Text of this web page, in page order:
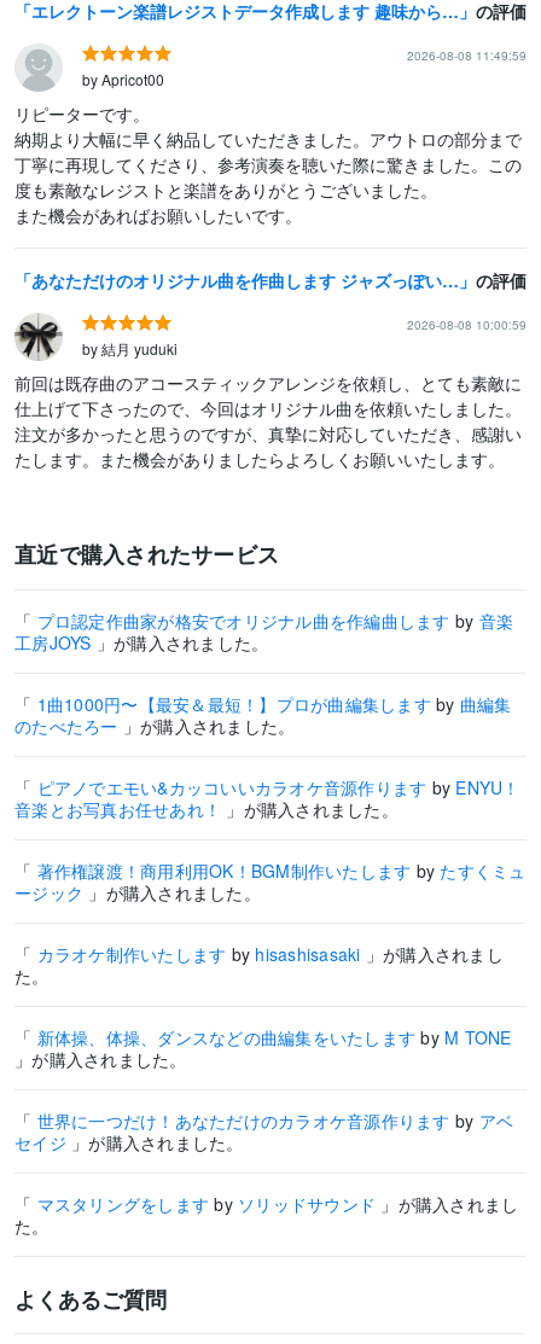
エレクトーン楽譜レジストデータ作成します 趣味からコンクール用まで幅広く対応！ の評価
2026-08-08 11:49:59
by Apricot00
リピーターです。
納期より大幅に早く納品していただきました。アウトロの部分まで
丁寧に再現してくださり、参考演奏を聴いた際に驚きました。この
度も素敵なレジストと楽譜をありがとうございました。
また機会があればお願いしたいです。
あなただけのオリジナル曲を作曲します ジャズっぽいおしゃれな曲を求めている方におすすめ の評価
2026-08-08 10:00:59
by 結月 yuduki
前回は既存曲のアコースティックアレンジを依頼し、とても素敵に
仕上げて下さったので、今回はオリジナル曲を依頼いたしました。
注文が多かったと思うのですが、真摯に対応していただき、感謝い
たします。また機会がありましたらよろしくお願いいたします。
直近で購入されたサービス
「 プロ認定作曲家が格安でオリジナル曲を作編曲します by 音楽
工房JOYS 」が購入されました。
「 1曲1000円〜【最安＆最短！】プロが曲編集します by 曲編集
のたべたろー 」が購入されました。
「 ピアノでエモい&カッコいいカラオケ音源作ります by ENYU！
音楽とお写真お任せあれ！
」が購入されました。
「 著作権譲渡！商用利用OK！BGM制作いたします by たすくミュ
ージック 」が購入されました。
「 カラオケ制作いたします by hisashisasaki 」が購入されまし
た。
「 新体操、体操、ダンスなどの曲編集をいたしますby M TONE
」が購入されました。
「 世界に一つだけ！あなただけのカラオケ音源作ります by アベ
セイジ 」が購入されました。
「 マスタリングをしますby ソリッドサウンド 」が購入されまし
た。
よくあるご質問